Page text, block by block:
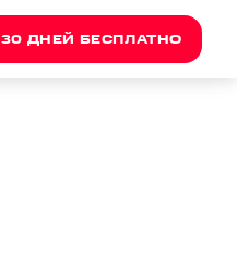
30 ДНЕЙ БЕСПЛАТНО